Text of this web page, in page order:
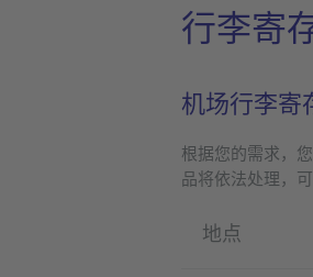
行李寄
机场行李寄
根据您的需求，
品将依法处理，可
地点